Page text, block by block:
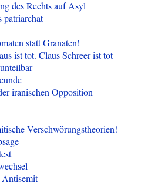
des Rechts auf Asyl
patriarchat
statt Granaten!
ist tot. Claus Schreer ist tot
iranischen Opposition
Verschwörungstheorien!
Antisemit